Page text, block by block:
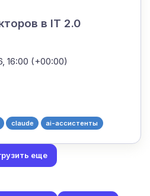
в IT 2.0
16:00 (+00:00)
claude ai-ассистенты
еще